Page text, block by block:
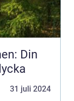
Din
31 juli 2024